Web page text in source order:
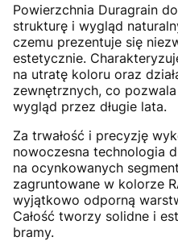
Powierzchnia Duragrain
strukturę i wygląd
czemu prezentuje się
estetycznie.
na utratę koloru oraz
zewnętrznych, co
wygląd przez długie lata.
Za trwałość i precyzję
nowoczesna technologia
na ocynkowanych
zagruntowane w kolorze
wyjątkowo odporną
Całość tworzy solidne i
bramy.